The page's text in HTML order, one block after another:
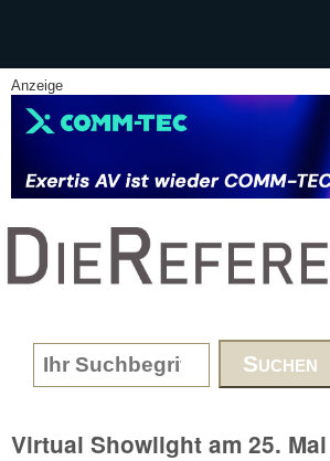
Anzeige
www.DieReferenz.de
Search form
Virtual Showlight am 25. Mai